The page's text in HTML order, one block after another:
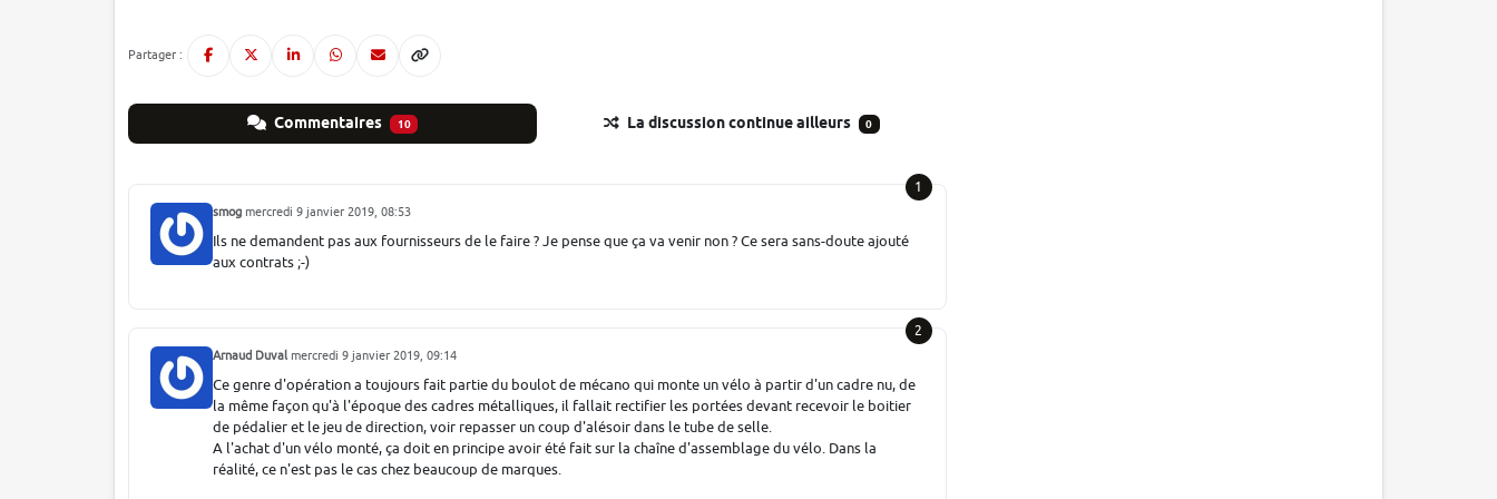
Partager :
Commentaires 10 La discussion continue ailleurs 0
1
smog mercredi 9 janvier 2019, 08:53
Ils ne demandent pas aux fournisseurs de le faire ? Je pense que ça va venir non ? Ce sera sans-doute ajouté
aux contrats ;-)
2
Arnaud Duval mercredi 9 janvier 2019, 09:14
Ce genre d'opération a toujours fait partie du boulot de mécano qui monte un vélo à partir d'un cadre nu, de
la même façon qu'à l'époque des cadres métalliques, il fallait rectifier les portées devant recevoir le boitier
de pédalier et le jeu de direction, voir repasser un coup d'alésoir dans le tube de selle.
A l'achat d'un vélo monté, ça doit en principe avoir été fait sur la chaîne d'assemblage du vélo. Dans la
réalité, ce n'est pas le cas chez beaucoup de marques.